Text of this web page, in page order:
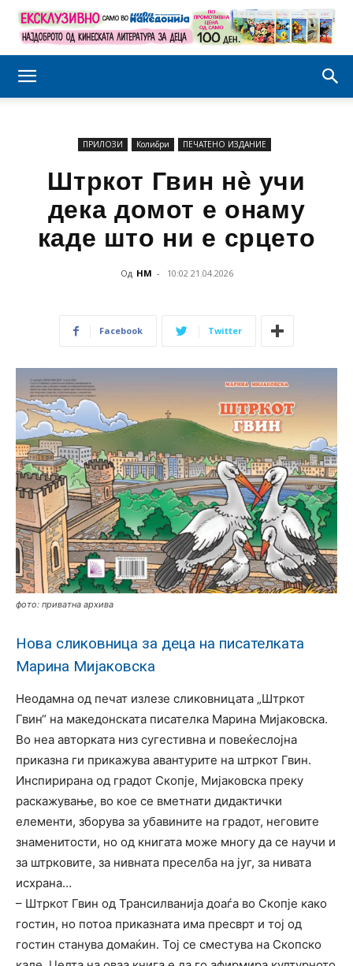
ПРИЛОЗИ Колибри ПЕЧАТЕНО ИЗДАНИЕ
Штркот Гвин нè учи
дека домот е онаму
каде што ни е срцето
Од НМ - 10:02 21.04.2026
Facebook Twitter
фото: приватна архива
Нова сликовница за деца на писателката
Марина Мијаковска
Неодамна од печат излезе сликовницата „Штркот
Гвин“ на македонската писателка Марина Мијаковска.
Во неа авторката низ сугестивна и повеќеслојна
приказна ги прикажува авантурите на штркот Гвин.
Инспирирана од градот Скопје, Мијаковска преку
раскажување, во кое се вметнати дидактички
елементи, зборува за убавините на градот, неговите
знаменитости, но од книгата може многу да се научи и
за штрковите, за нивната преселба на југ, за нивата
исхрана…
– Штркот Гвин од Трансилванија доаѓа во Скопје како
гостин, но потоа приказната има пресврт и тој од
гостин станува домаќин. Тој се сместува на Скопско